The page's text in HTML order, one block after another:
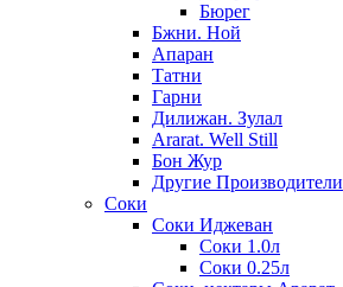
Бюрег
Бжни. Ной
Апаран
Татни
Гарни
Дилижан. Зулал
Ararat. Well Still
Бон Жур
Другие Производители
Соки
Соки Иджеван
Соки 1.0л
Соки 0.25л